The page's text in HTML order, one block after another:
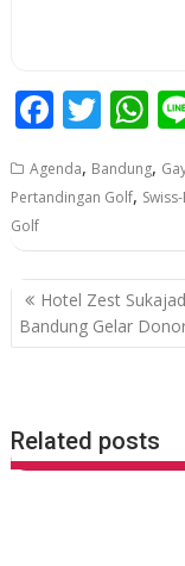
F
e
b
o
o
k
T
itt
W
at
A
p
p
Agenda, Bandung,
Pertandingan Golf,
Golf
P
o
n
a
Hotel Zest
Bandung Gelar
Related posts